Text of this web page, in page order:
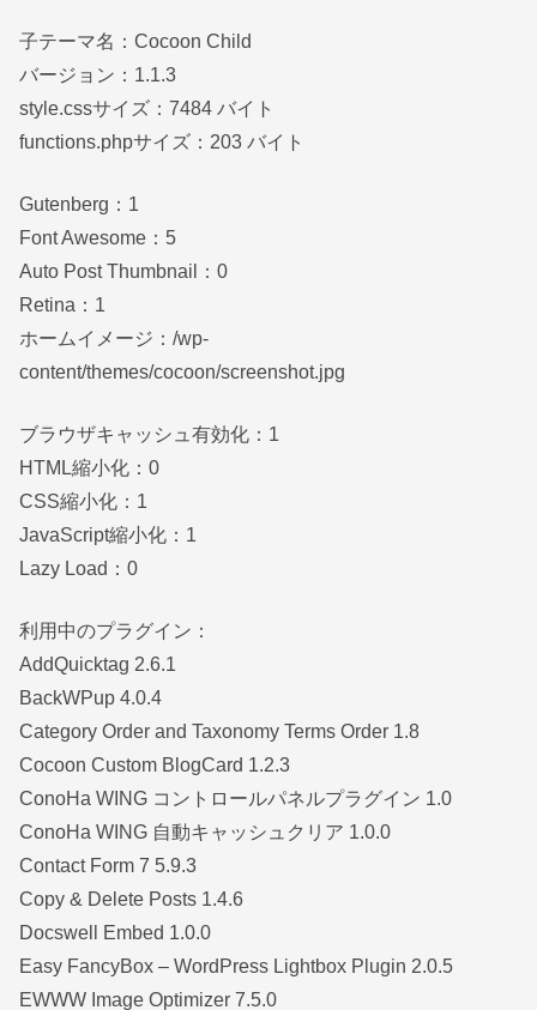
子テーマ名：Cocoon Child
バージョン：1.1.3
style.cssサイズ：7484 バイト
functions.phpサイズ：203 バイト
Gutenberg：1
Font Awesome：5
Auto Post Thumbnail：0
Retina：1
ホームイメージ：/wp-
content/themes/cocoon/screenshot.jpg
ブラウザキャッシュ有効化：1
HTML縮小化：0
CSS縮小化：1
JavaScript縮小化：1
Lazy Load：0
利用中のプラグイン：
AddQuicktag 2.6.1
BackWPup 4.0.4
Category Order and Taxonomy Terms Order 1.8
Cocoon Custom BlogCard 1.2.3
ConoHa WING コントロールパネルプラグイン 1.0
ConoHa WING 自動キャッシュクリア 1.0.0
Contact Form 7 5.9.3
Copy & Delete Posts 1.4.6
Docswell Embed 1.0.0
Easy FancyBox – WordPress Lightbox Plugin 2.0.5
EWWW Image Optimizer 7.5.0